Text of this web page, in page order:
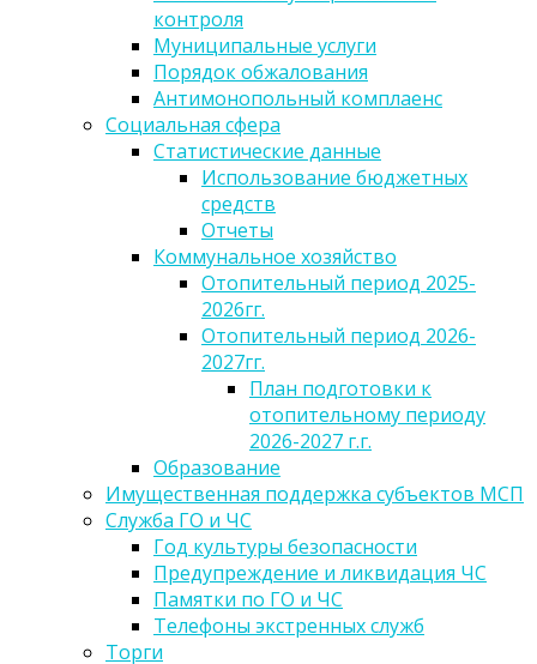
контроля
Муниципальные услуги
Порядок обжалования
Антимонопольный комплаенс
Социальная сфера
Статистические данные
Использование бюджетных
средств
Отчеты
Коммунальное хозяйство
Отопительный период 2025-
2026гг.
Отопительный период 2026-
2027гг.
План подготовки к
отопительному периоду
2026-2027 г.г.
Образование
Имущественная поддержка субъектов МСП
Служба ГО и ЧС
Год культуры безопасности
Предупреждение и ликвидация ЧС
Памятки по ГО и ЧС
Телефоны экстренных служб
Торги